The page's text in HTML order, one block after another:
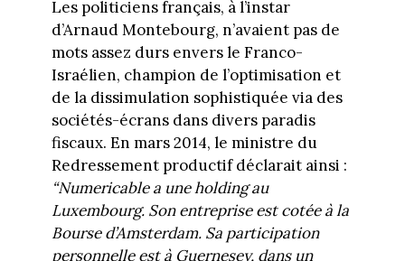
Les politiciens français, à l’instar
d’Arnaud Montebourg, n’avaient pas de
mots assez durs envers le Franco-
Israélien, champion de l’optimisation et
de la dissimulation sophistiquée via des
sociétés-écrans dans divers paradis
fiscaux. En mars 2014, le ministre du
Redressement productif déclarait ainsi :
“Numericable a une holding au
Luxembourg. Son entreprise est cotée à la
Bourse d’Amsterdam. Sa participation
personnelle est à Guernesey, dans un